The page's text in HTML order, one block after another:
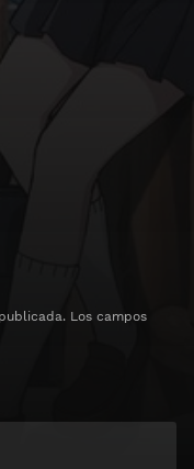
Los campos